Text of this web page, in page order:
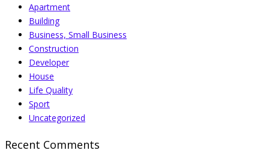
Apartment
Building
Business, Small Business
Construction
Developer
House
Life Quality
Sport
Uncategorized
Recent Comments